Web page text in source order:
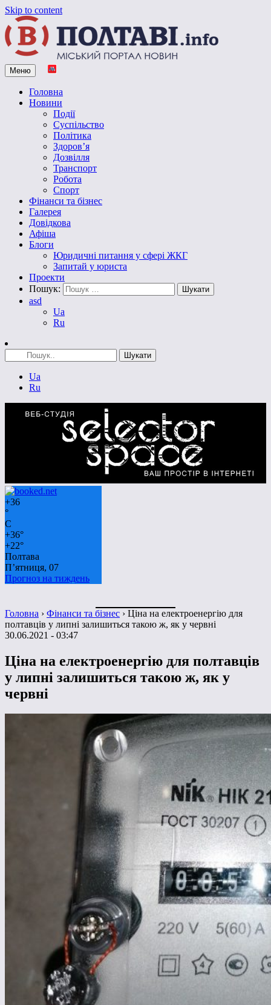
Skip to content
Vpoltave.info
Полтавський портал новин
Меню
Головна
Новини
Події
Суспільство
Політика
Здоров’я
Дозвілля
Транспорт
Робота
Спорт
Фінанси та бізнес
Галерея
Довідкова
Афіша
Блоги
Юридичні питання у сфері ЖКГ
Запитай у юриста
Проекти
Пошук:
asd
Ua
Ru
Ua
Ru
+36
°
C
+36°
+22°
Полтава
П’ятниця, 07
Прогноз на тиждень
Головна › Фінанси та бізнес › Ціна на електроенергію для
полтавців у липні залишиться такою ж, як у червні
30.06.2021 - 03:47
Ціна на електроенергію для полтавців
у липні залишиться такою ж, як у
червні